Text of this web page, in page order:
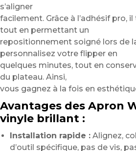
s’aligner
facilement. Grâce à l’adhésif pro,
tout en permettant un
repositionnement soigné lors de
personnalisez votre flipper en
quelques minutes, tout en
du plateau. Ainsi,
vous gagnez à la fois en
Avantages des Apron
vinyle brillant :
Installation rapide : Alignez,
d’outil spécifique, pas de vis,